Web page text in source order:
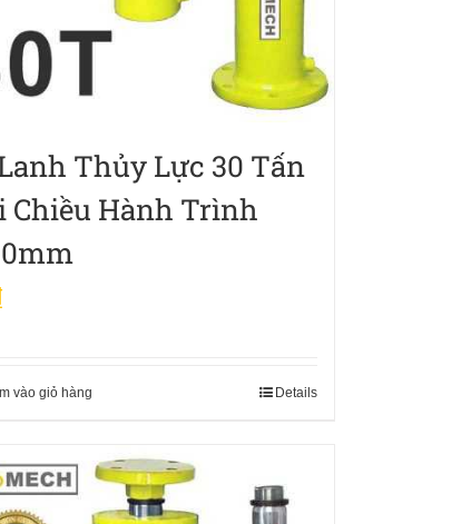
Thủy Lực 30 Tấn
Chiều Hành Trình
vào giỏ hàng Details